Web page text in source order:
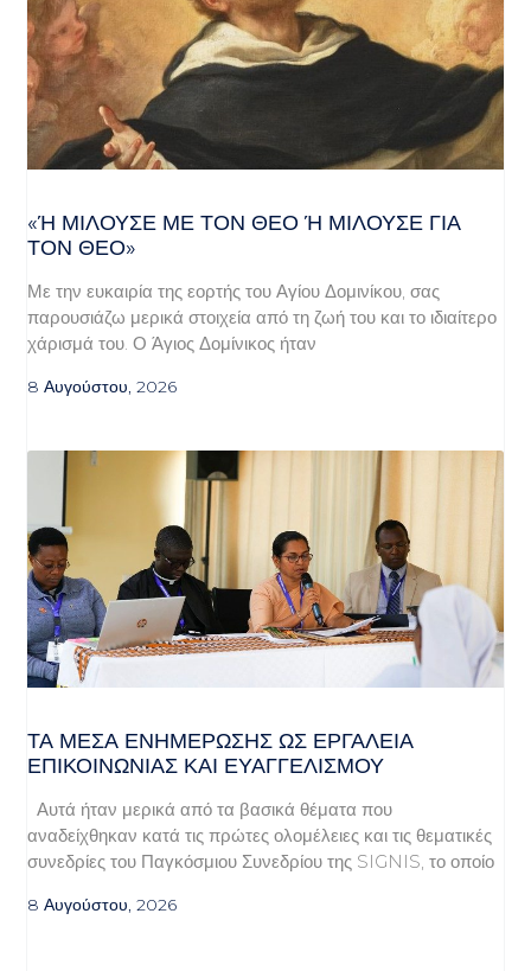
«Ή ΜΙΛΟΎΣΕ ΜΕ ΤΟΝ ΘΕΌ Ή ΜΙΛΟΎΣΕ ΓΙΑ ΤΟ
Ν ΘΕΌ»
Με την ευκαιρία της εορτής του Αγίου Δομινίκου, σας
παρουσιάζω μερικά στοιχεία από τη ζωή του και το ιδιαίτερο
χάρισμά του. Ο Άγιος Δομίνικος ήταν
8 Αυγούστου, 2026
ΤΑ ΜΈΣΑ ΕΝΗΜΈΡΩΣΗΣ ΩΣ ΕΡΓΑΛΕΊΑ
ΕΠΙΚΟΙΝΩΝΊΑΣ ΚΑΙ ΕΥΑΓΓΕΛΙΣΜΟΎ
Αυτά ήταν μερικά από τα βασικά θέματα που
αναδείχθηκαν κατά τις πρώτες ολομέλειες και τις θεματικές
συνεδρίες του Παγκόσμιου Συνεδρίου της SIGNIS, το οποίο
8 Αυγούστου, 2026